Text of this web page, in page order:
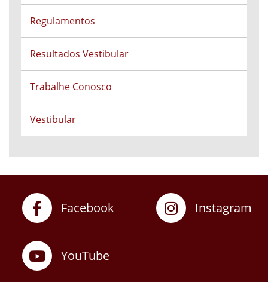
Regulamentos
Resultados Vestibular
Trabalhe Conosco
Vestibular
Facebook Instagram
YouTube